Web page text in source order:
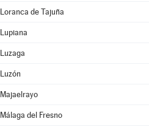
Loranca de Tajuña
Lupiana
Luzaga
Luzón
Majaelrayo
Málaga del Fresno